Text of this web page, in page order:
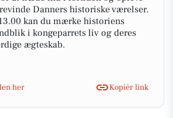
Danners historiske værelser.
kan du mærke historiens
i kongeparrets liv og deres
ægteskab.
her
Kopiér link